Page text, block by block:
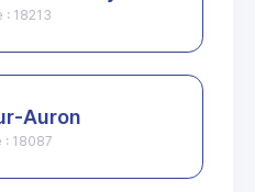
: 18213
Auron
: 18087